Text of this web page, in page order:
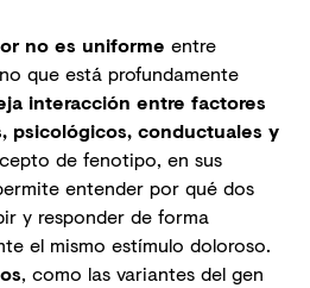
no es uniforme entre
que está profundamente
interacción entre factores
psicológicos, conductuales y
de fenotipo, en sus
entender por qué dos
y responder de forma
el mismo estímulo doloroso.
, como las variantes del gen